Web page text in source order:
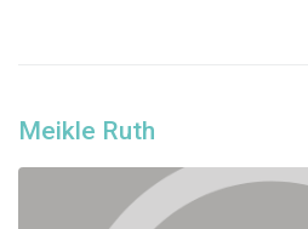
Meikle Ruth